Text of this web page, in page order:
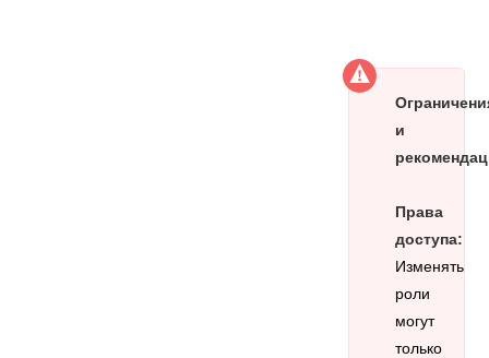
и
Права
доступа:
Изменять
роли
могут
только